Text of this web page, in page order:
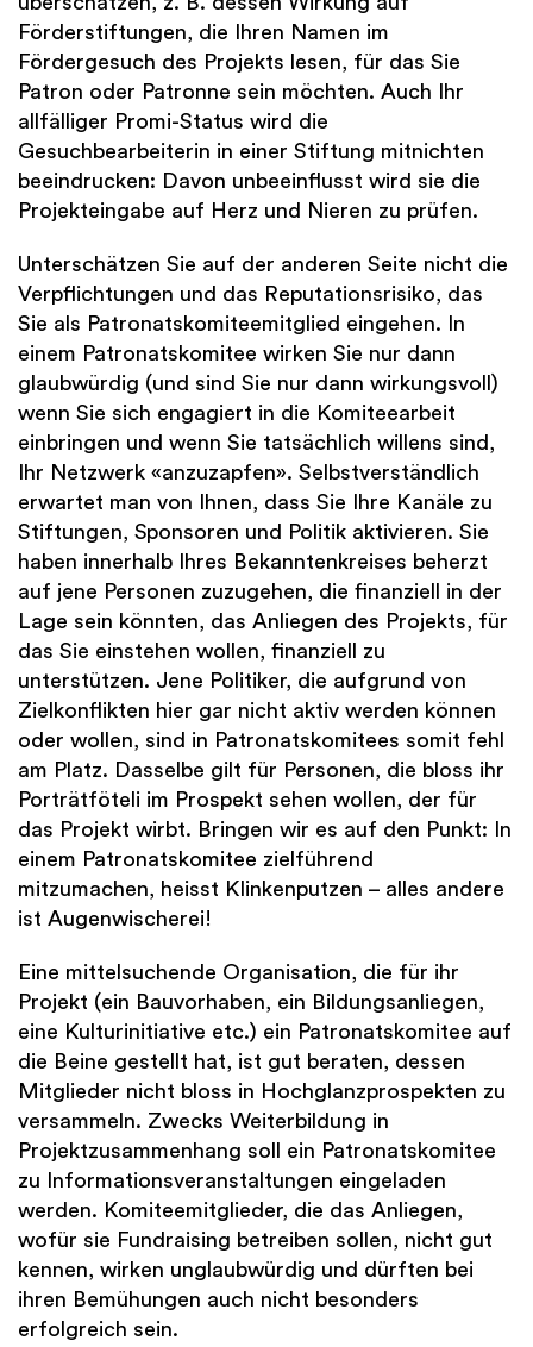
Förderstiftungen, die Ihren Namen im
Fördergesuch des Projekts lesen, für das Sie
Patron oder Patronne sein möchten. Auch Ihr
allfälliger Promi-Status wird die
Gesuchbearbeiterin in einer Stiftung mitnichten
beeindrucken: Davon unbeeinflusst wird sie die
Projekteingabe auf Herz und Nieren zu prüfen.
Unterschätzen Sie auf der anderen Seite nicht die
Verpflichtungen und das Reputationsrisiko, das
Sie als Patronatskomiteemitglied eingehen. In
einem Patronatskomitee wirken Sie nur dann
glaubwürdig (und sind Sie nur dann wirkungsvoll)
wenn Sie sich engagiert in die Komiteearbeit
einbringen und wenn Sie tatsächlich willens sind,
Ihr Netzwerk «anzuzapfen». Selbstverständlich
erwartet man von Ihnen, dass Sie Ihre Kanäle zu
Stiftungen, Sponsoren und Politik aktivieren. Sie
haben innerhalb Ihres Bekanntenkreises beherzt
auf jene Personen zuzugehen, die finanziell in der
Lage sein könnten, das Anliegen des Projekts, für
das Sie einstehen wollen, finanziell zu
unterstützen. Jene Politiker, die aufgrund von
Zielkonflikten hier gar nicht aktiv werden können
oder wollen, sind in Patronatskomitees somit fehl
am Platz. Dasselbe gilt für Personen, die bloss ihr
Porträtföteli im Prospekt sehen wollen, der für
das Projekt wirbt. Bringen wir es auf den Punkt: In
einem Patronatskomitee zielführend
mitzumachen, heisst Klinkenputzen – alles andere
ist Augenwischerei!
Eine mittelsuchende Organisation, die für ihr
Projekt (ein Bauvorhaben, ein Bildungsanliegen,
eine Kulturinitiative etc.) ein Patronatskomitee auf
die Beine gestellt hat, ist gut beraten, dessen
Mitglieder nicht bloss in Hochglanzprospekten zu
versammeln. Zwecks Weiterbildung in
Projektzusammenhang soll ein Patronatskomitee
zu Informationsveranstaltungen eingeladen
werden. Komiteemitglieder, die das Anliegen,
wofür sie Fundraising betreiben sollen, nicht gut
kennen, wirken unglaubwürdig und dürften bei
ihren Bemühungen auch nicht besonders
erfolgreich sein.